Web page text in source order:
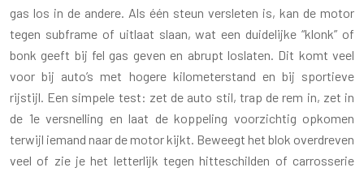
gas los in de andere. Als één steun versleten is, kan de motor
tegen subframe of uitlaat slaan, wat een duidelijke “klonk” of
bonk geeft bij fel gas geven en abrupt loslaten. Dit komt veel
voor bij auto’s met hogere kilometerstand en bij sportieve
rijstijl. Een simpele test: zet de auto stil, trap de rem in, zet in
de 1e versnelling en laat de koppeling voorzichtig opkomen
terwijl iemand naar de motor kijkt. Beweegt het blok overdreven
veel of zie je het letterlijk tegen hitteschilden of carrosserie